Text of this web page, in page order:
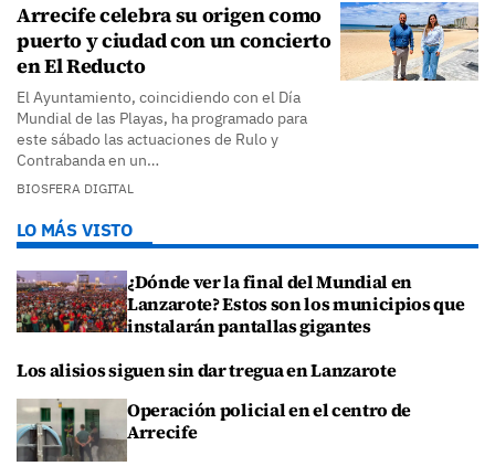
Arrecife celebra su origen como
puerto y ciudad con un concierto
en El Reducto
El Ayuntamiento, coincidiendo con el Día
Mundial de las Playas, ha programado para
este sábado las actuaciones de Rulo y
Contrabanda en un…
BIOSFERA DIGITAL
LO MÁS VISTO
¿Dónde ver la final del Mundial en
Lanzarote? Estos son los municipios que
instalarán pantallas gigantes
Los alisios siguen sin dar tregua en Lanzarote
Operación policial en el centro de
Arrecife